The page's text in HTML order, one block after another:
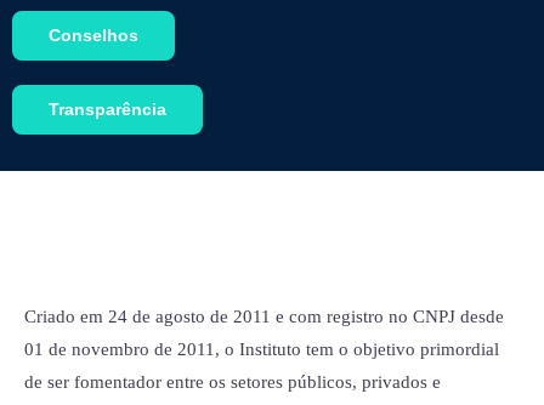
Conselhos
Transparência
Criado em 24 de agosto de 2011 e com registro no CNPJ desde
01 de novembro de 2011, o Instituto tem o objetivo primordial
de ser fomentador entre os setores públicos, privados e